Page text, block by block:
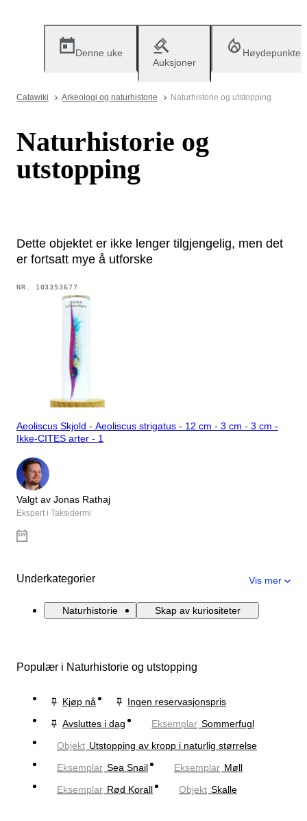
Denne uke
Auksjoner
Høydepunkter
Catawiki Arkeologi og naturhistorie Naturhistorie og utstopping
Naturhistorie og
utstopping
Dette objektet er ikke lenger tilgjengelig, men det
er fortsatt mye å utforske
NR. 103353677
Aeoliscus Skjold - Aeoliscus strigatus - 12 cm - 3 cm - 3 cm -
Ikke-CITES arter - 1
Valgt av Jonas Rathaj
Ekspert i Taksidermi
Underkategorier Vis mer
Naturhistorie Skap av kuriositeter
Populær i Naturhistorie og utstopping
Kjøp nå
Ingen reservasjonspris
Avsluttes i dag
Eksemplar Sommerfugl
Objekt Utstopping av kropp i naturlig størrelse
Eksemplar Sea Snail Eksemplar Møll
Eksemplar Rød Korall Objekt Skalle